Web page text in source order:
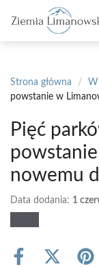
treści
Strona główna /
powstanie w
Pięć
nowemu
Data dodania: 1
Share
Share